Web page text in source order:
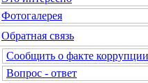
Фотогалерея
Обратная связь
Сообщить о факте коррупции
Вопрос - ответ